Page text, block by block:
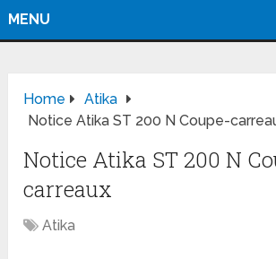
MENU
Home
Atika
Notice Atika ST 200 N Coupe-
Notice Atika ST 200 N
carreaux
Atika